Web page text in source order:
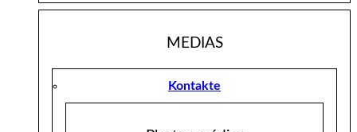
MEDIAS
Kontakte